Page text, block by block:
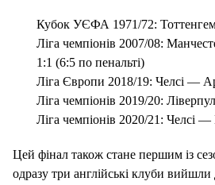
Кубок УЄФА 1971/72:
Ліга чемпіонів 2007/08:
1:1 (6:5 по пенальті)
Ліга Європи 2018/19: Челсі —
Ліга чемпіонів 2019/20:
Ліга чемпіонів 2020/21: Челсі —
Цей фінал також стане першим із
одразу три англійські клуби вийшли